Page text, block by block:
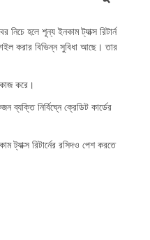
নিচে হলে শূন্য ইনকাম ট্যাক্স রিটার্ন
করার বিভিন্ন সুবিধা আছে। তার
করে।
ব্যক্তি নির্বিঘ্নে ক্রেডিট কার্ডের
ট্যাক্স রিটার্নের রসিদও পেশ করতে